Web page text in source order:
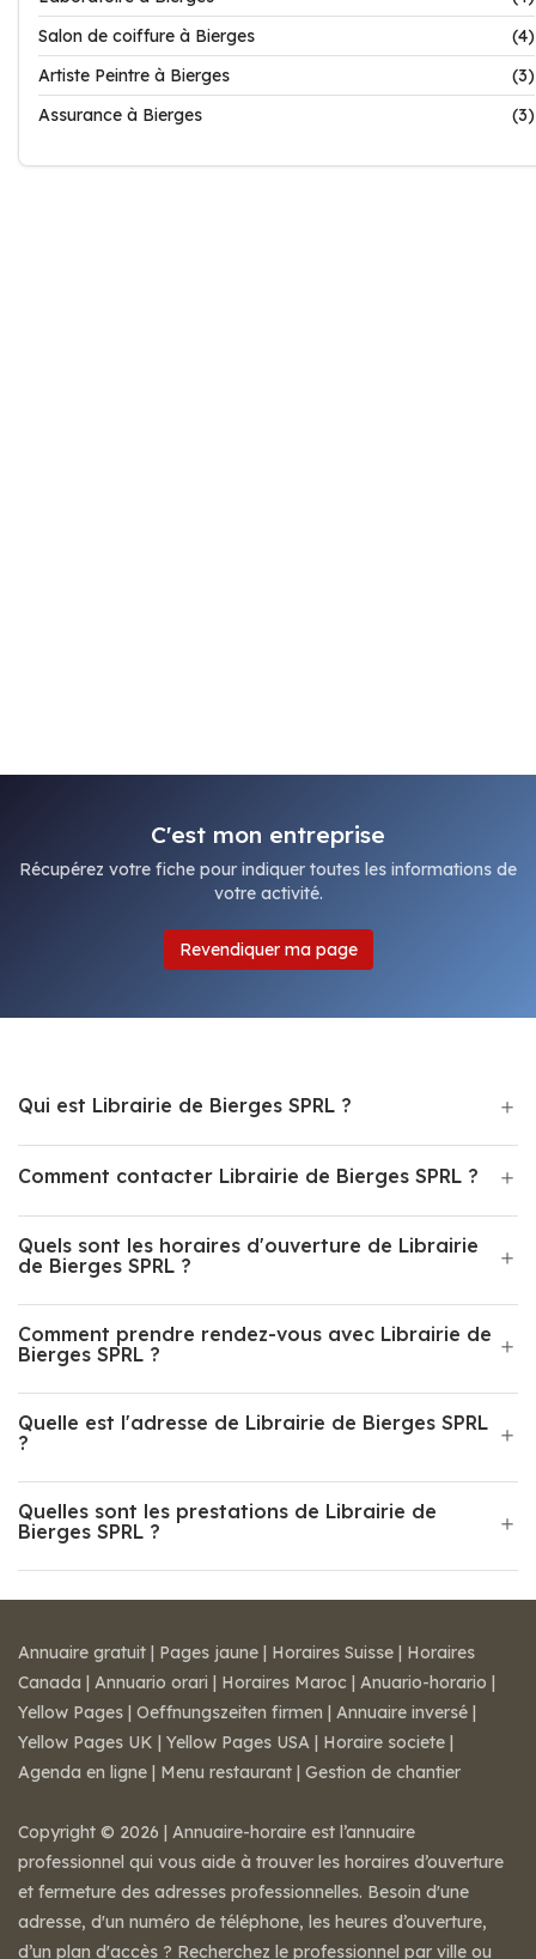
Salon de coiffure à Bierges
(4)
Artiste Peintre à Bierges
(3)
Assurance à Bierges
(3)
C'est mon entreprise
Récupérez votre fiche pour indiquer toutes les informations de
votre activité.
Revendiquer ma page
Qui est Librairie de Bierges SPRL ?
Comment contacter Librairie de Bierges SPRL ?
Quels sont les horaires d'ouverture de Librairie
de Bierges SPRL ?
Comment prendre rendez-vous avec Librairie de
Bierges SPRL ?
Quelle est l'adresse de Librairie de Bierges SPRL
?
Quelles sont les prestations de Librairie de
Bierges SPRL ?
Annuaire gratuit | Pages jaune | Horaires Suisse | Horaires
Canada | Annuario orari | Horaires Maroc | Anuario-horario |
Yellow Pages | Oeffnungszeiten firmen | Annuaire inversé |
Yellow Pages UK | Yellow Pages USA | Horaire societe |
Agenda en ligne | Menu restaurant | Gestion de chantier
Copyright © 2026 | Annuaire-horaire est l’annuaire
professionnel qui vous aide à trouver les horaires d’ouverture
et fermeture des adresses professionnelles. Besoin d'une
adresse, d'un numéro de téléphone, les heures d’ouverture,
d’un plan d'accès ? Recherchez le professionnel par ville ou